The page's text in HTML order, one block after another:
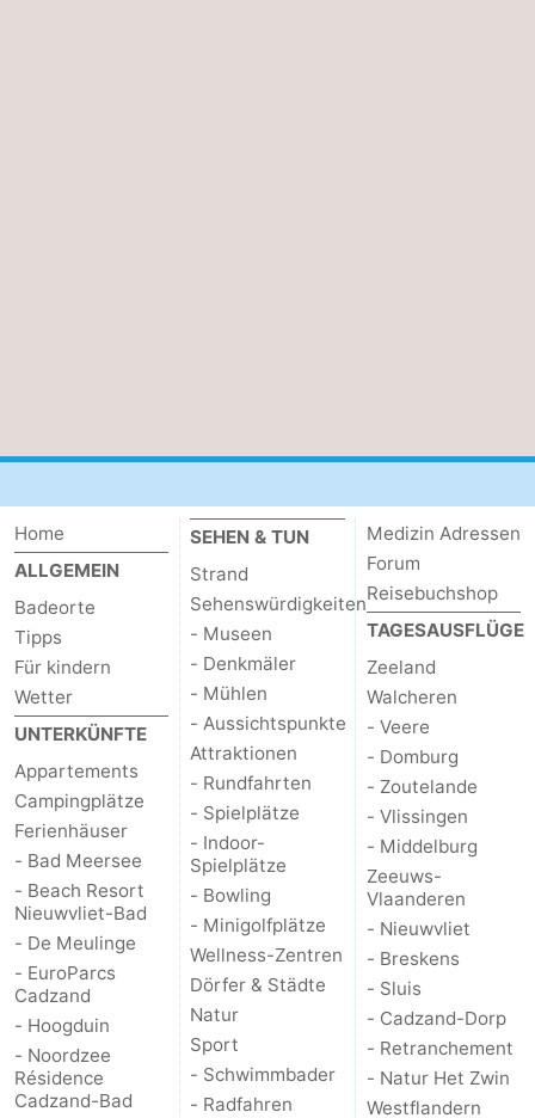
Home
ALLGEMEIN
Badeorte
Tipps
Für kindern
Wetter
UNTERKÜNFTE
Appartements
Campingplätze
Ferienhäuser
- Bad Meersee
- Beach Resort
Nieuwvliet-Bad
- De Meulinge
- EuroParcs
Cadzand
- Hoogduin
- Noordzee
Résidence
Cadzand-Bad
SEHEN & TUN
Strand
Sehenswürdigkeiten
- Museen
- Denkmäler
- Mühlen
- Aussichtspunkte
Attraktionen
- Rundfahrten
- Spielplätze
- Indoor-
Spielplätze
- Bowling
- Minigolfplätze
Wellness-Zentren
Dörfer & Städte
Natur
Sport
- Schwimmbader
- Radfahren
Medizin Adressen
Forum
Reisebuchshop
TAGESAUSFLÜGE
Zeeland
Walcheren
- Veere
- Domburg
- Zoutelande
- Vlissingen
- Middelburg
Zeeuws-
Vlaanderen
- Nieuwvliet
- Breskens
- Sluis
- Cadzand-Dorp
- Retranchement
- Natur Het Zwin
Westflandern